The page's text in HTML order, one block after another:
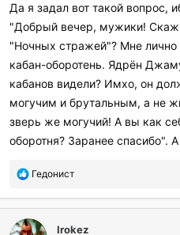
Да я задал вот такой вопрос,
"Добрый вечер, мужики!
"Ночных стражей"? Мне лично
кабан-оборотень. Ядрён
кабанов видели? Имхо, он
могучим и брутальным, а не
зверь же могучий! А вы как
оборотня? Заранее спасибо".
П
б
л
а
Гедонист
Irokez